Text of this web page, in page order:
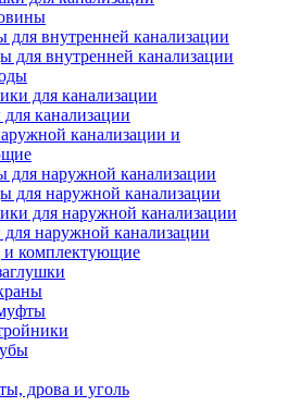
внутренней канализации
для внутренней канализации
для канализации
канализации
канализации и
наружной канализации
для наружной канализации
для наружной канализации
наружной канализации
комплектующие
дрова и уголь